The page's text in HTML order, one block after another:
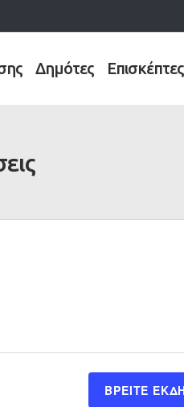
Δημότες Επισκέπτες
ΒΡΕΊΤΕ